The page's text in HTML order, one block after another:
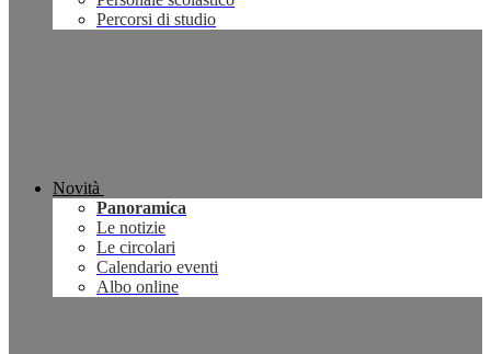
Percorsi di studio
Novità
Panoramica
Le notizie
Le circolari
Calendario eventi
Albo online